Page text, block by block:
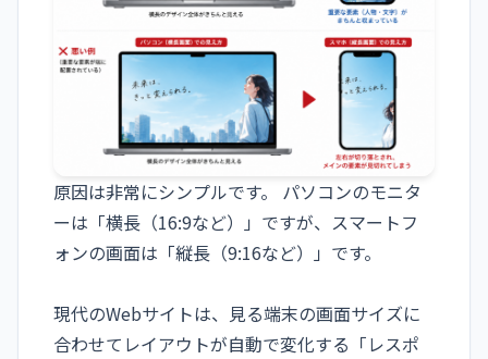
原因は非常にシンプルです。 パソコンのモニタ
ーは「横長（16:9など）」ですが、スマートフ
ォンの画面は「縦長（9:16など）」です。
現代のWebサイトは、見る端末の画面サイズに
合わせてレイアウトが自動で変化する「レスポ